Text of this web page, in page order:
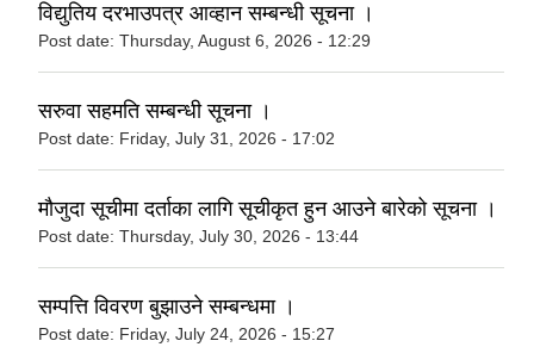
विद्युतिय दरभाउपत्र आव्हान सम्बन्धी सूचना ।
Post date: Thursday, August 6, 2026 - 12:29
सरुवा सहमति सम्बन्धी सूचना ।
Post date: Friday, July 31, 2026 - 17:02
मौजुदा सूचीमा दर्ताका लागि सूचीकृत हुन आउने बारेको सूचना ।
Post date: Thursday, July 30, 2026 - 13:44
सम्पत्ति विवरण बुझाउने सम्बन्धमा ।
Post date: Friday, July 24, 2026 - 15:27